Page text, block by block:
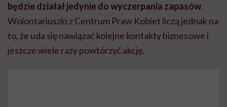
będzie działał jedynie do wyczerpania zapasów.
Wolontariuszki z Centrum Praw Kobiet liczą jednak na
to, że uda się nawiązać kolejne kontakty biznesowe i
jeszcze wiele razy powtórzyć akcję.